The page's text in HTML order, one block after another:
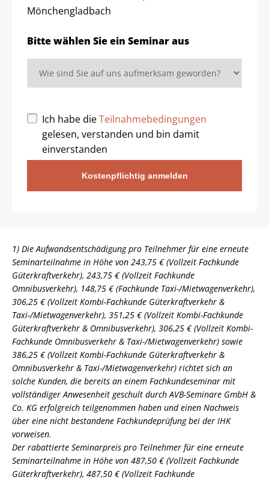
Mönchengladbach
Bitte wählen Sie ein Seminar aus
Ich habe dieTeilnahmebedingungen
gelesen, verstanden und bin damit
einverstanden
Kostenpflichtig anmelden
1) Die Aufwandsentschädigung pro Teilnehmer für eine erneute
Seminarteilnahme in Höhe von 243,75 € (Vollzeit Fachkunde
Güterkraftverkehr), 243,75 € (Vollzeit Fachkunde
Omnibusverkehr), 148,75 € (Fachkunde Taxi-/Mietwagenverkehr),
306,25 € (Vollzeit Kombi-Fachkunde Güterkraftverkehr &
Taxi-/Mietwagenverkehr), 351,25 € (Vollzeit Kombi-Fachkunde
Güterkraftverkehr & Omnibusverkehr), 306,25 € (Vollzeit Kombi-
Fachkunde Omnibusverkehr & Taxi-/Mietwagenverkehr) sowie
386,25 € (Vollzeit Kombi-Fachkunde Güterkraftverkehr &
Omnibusverkehr & Taxi-/Mietwagenverkehr) richtet sich an
solche Kunden, die bereits an einem Fachkundeseminar mit
vollständiger Anwesenheit geschult durch AVB-Seminare GmbH &
Co. KG erfolgreich teilgenommen haben und einen Nachweis
über eine nicht bestandene Fachkundeprüfung bei der IHK
vorweisen.
Der rabattierte Seminarpreis pro Teilnehmer für eine erneute
Seminarteilnahme in Höhe von 487,50 € (Vollzeit Fachkunde
Güterkraftverkehr), 487,50 € (Vollzeit Fachkunde